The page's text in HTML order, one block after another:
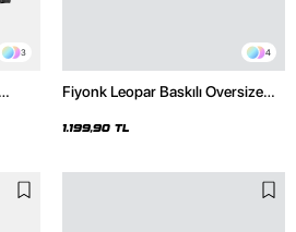
3 4
Fiyonk Leopar Baskılı Oversize
1.199,90 TL